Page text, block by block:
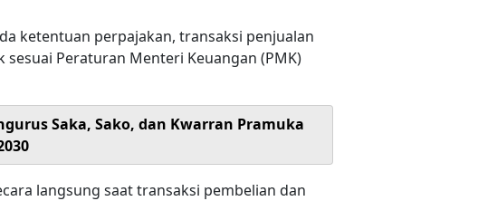
ketentuan perpajakan, transaksi penjualan
Peraturan Menteri Keuangan (PMK)
Saka, Sako, dan Kwarran Pramuka
langsung saat transaksi pembelian dan